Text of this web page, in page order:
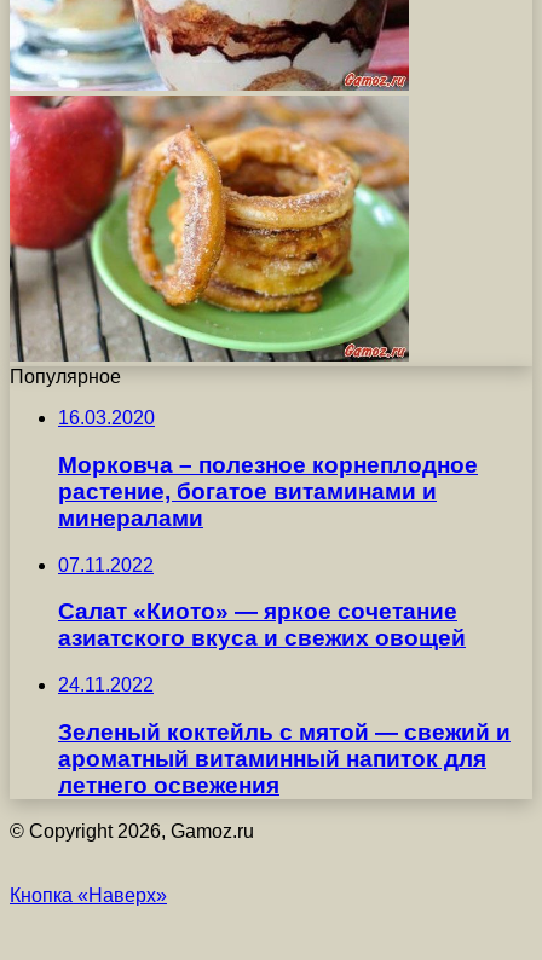
Популярное
16.03.2020
Морковча – полезное корнеплодное
растение, богатое витаминами и
минералами
07.11.2022
Салат «Киото» — яркое сочетание
азиатского вкуса и свежих овощей
24.11.2022
Зеленый коктейль с мятой — свежий и
ароматный витаминный напиток для
летнего освежения
© Copyright 2026, Gamoz.ru
Кнопка «Наверх»